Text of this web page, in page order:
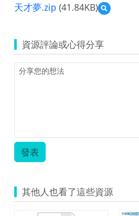
天才夢.zip (41.84KB)
預
覽
資源評論或心得分享
發表
其他人也看了這些資源